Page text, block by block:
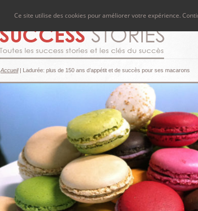
Accueil| Ladurée: plus de 150 ans d’appétit et de succès pour ses macarons
Ce site utilise des cookies pour améliorer votre expérience.